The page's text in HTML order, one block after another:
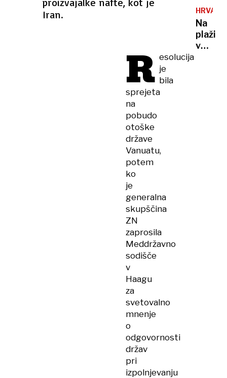
Iran.
R esolucija
je
bila
sprejeta
na
pobudo
otoške
države
Vanuatu,
potem
ko
je
generalna
skupščina
ZN
zaprosila
Meddržavno
sodišče
v
Haagu
za
svetovalno
mnenje
o
odgovornosti
držav
pri
izpolnjevanju
in
klim
so
postali
bombe
Na
plaži
v